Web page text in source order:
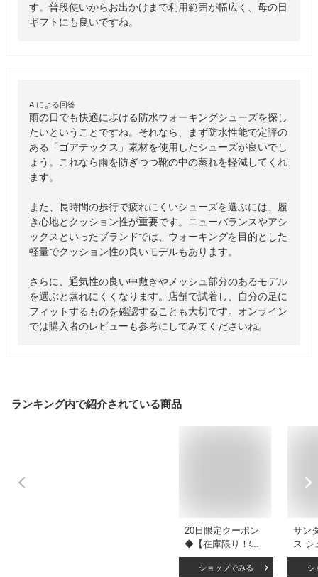
す。普段使いからお出かけまで利用範囲が幅広く、母の日
ギフトにも良いですね。
AIによる回答
雨の日でも快適に歩ける防水ウォーキングシューズを探し
たいということですね。それなら、まず防水性能で定評の
ある「ゴアテックス」素材を使用したシューズが良いでし
ょう。これなら雨を防ぎつつ靴の中の蒸れを軽減してくれ
ます。
また、長時間の歩行で疲れにくいシューズを選ぶには、履
き心地とクッション性が重要です。ニューバランスやアシ
ックスといったブランドでは、ウォーキングを目的とした
軽量でクッション性の良いモデルもあります。
さらに、通気性の良い中敷きやメッシュ部分のあるモデル
を選ぶと蒸れにくくなります。店舗で試着し、自分の足に
フィットするものを確認することも大切です。オンライン
では購入者のレビューも参考にしてみてくださいね。
ランキング内で紹介されている商品
20日限定クーポン
◆【在庫限り！特別
価格！】サンダル
レディース ミュー
ショップでみる
サン
ス シ
春 夏
ツ風
シ